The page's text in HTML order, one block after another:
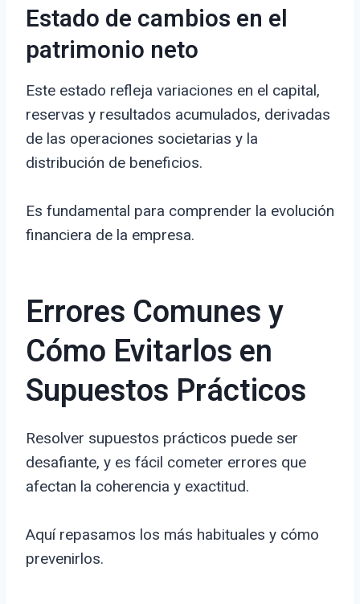
Estado de cambios en el
patrimonio neto
Este estado refleja variaciones en el capital,
reservas y resultados acumulados, derivadas
de las operaciones societarias y la
distribución de beneficios.
Es fundamental para comprender la evolución
financiera de la empresa.
Errores Comunes y
Cómo Evitarlos en
Supuestos Prácticos
Resolver supuestos prácticos puede ser
desafiante, y es fácil cometer errores que
afectan la coherencia y exactitud.
Aquí repasamos los más habituales y cómo
prevenirlos.